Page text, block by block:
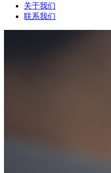
关于我们
联系我们